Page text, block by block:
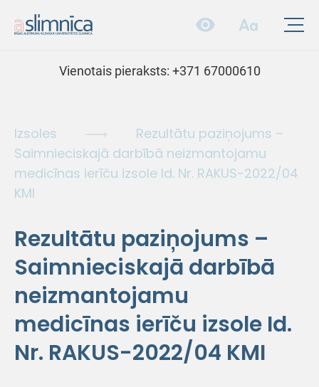
Vienotais pieraksts: +371 67000610
Izsoles
Rezultātu paziņojums –
Saimnieciskajā darbībā neizmantojamu
medicīnas ierīču izsole Id. Nr. RAKUS-2022/04
KMI
Rezultātu paziņojums –
Saimnieciskajā darbībā
neizmantojamu
medicīnas ierīču izsole Id.
Nr. RAKUS-2022/04 KMI